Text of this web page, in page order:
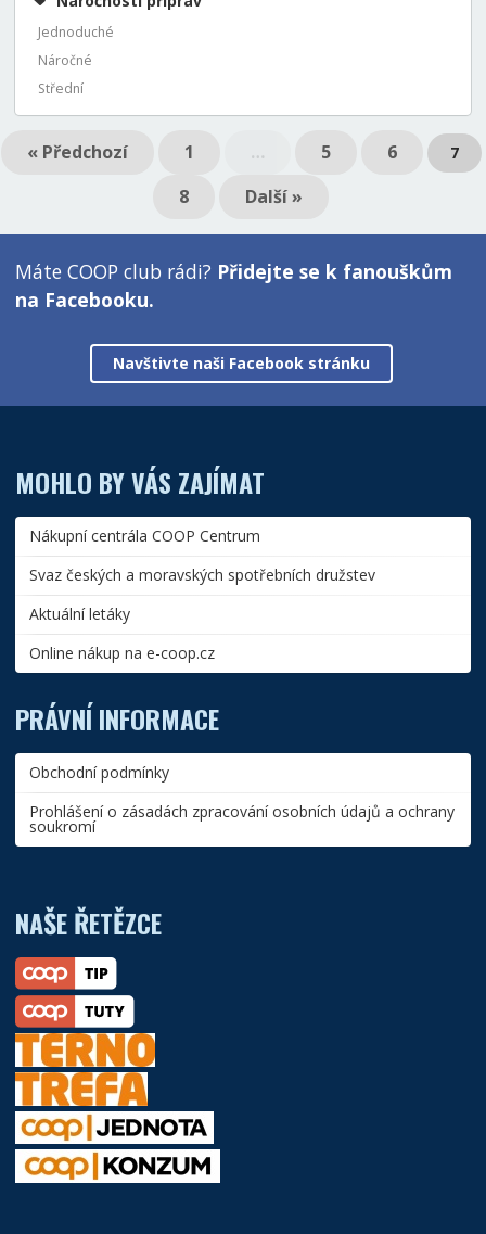
Jednoduché
Náročné
Střední
« Předchozí 1 … 5 6 7
8 Další »
Máte COOP club rádi? Přidejte se k fanouškům
na Facebooku.
Navštivte naši Facebook stránku
MOHLO BY VÁS ZAJÍMAT
Nákupní centrála COOP Centrum
Svaz českých a moravských spotřebních družstev
Aktuální letáky
Online nákup na e-coop.cz
PRÁVNÍ INFORMACE
Obchodní podmínky
Prohlášení o zásadách zpracování osobních údajů a ochrany
soukromí
NAŠE ŘETĚZCE